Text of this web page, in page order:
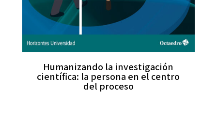
Humanizando la investigación
científica: la persona en el centro
del proceso